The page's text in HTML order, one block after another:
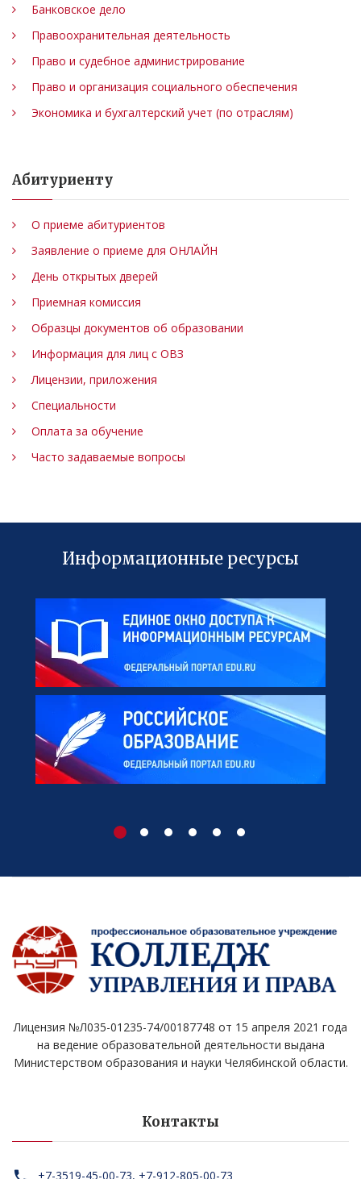
Банковское дело
Правоохранительная деятельность
Право и судебное администрирование
Право и организация социального обеспечения
Экономика и бухгалтерский учет (по отраслям)
Абитуриенту
О приеме абитуриентов
Заявление о приеме для ОНЛАЙН
День открытых дверей
Приемная комиссия
Образцы документов об образовании
Информация для лиц с ОВЗ
Лицензии, приложения
Специальности
Оплата за обучение
Часто задаваемые вопросы
Информационные ресурсы
Лицензия №Л035-01235-74/00187748 от 15 апреля 2021 года
на ведение образовательной деятельности выдана
Министерством образования и науки Челябинской области.
Контакты
+7-3519-45-00-73, +7-912-805-00-73